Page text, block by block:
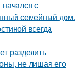
начался с
семейный дом.
всегда
разделить
не лишая его